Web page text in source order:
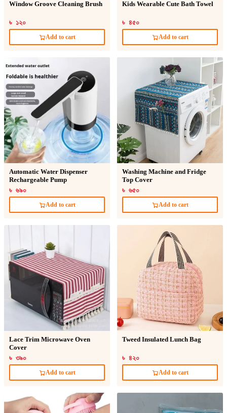
Window Groove Cleaning Brush
৳ ১২০
Add to cart
Kids Wearable Cute Bath Towel
৳ ৪৫০
Add to cart
Automatic Water Dispenser
Rechargeable Pump
৳ ৬৯০
Add to cart
Washing Machine and Fridge
Top Cover
৳ ৬৫০
Add to cart
Lace Trim Microwave Oven
Cover
৳ ৩৯০
Add to cart
Tweed Insulated Lunch Bag
৳ ৪২০
Add to cart